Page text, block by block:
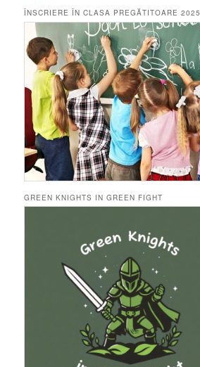
ÎNSCRIERE ÎN CLASA PREGĂTITOARE 2025
GREEN KNIGHTS IN GREEN FIGHT